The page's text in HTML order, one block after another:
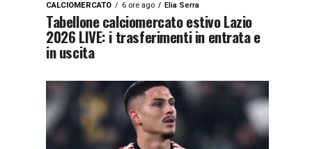
CALCIOMERCATO 6 ore ago Elia Serra
Tabellone calciomercato estivo Lazio
2026 LIVE: i trasferimenti in entrata e
in uscita